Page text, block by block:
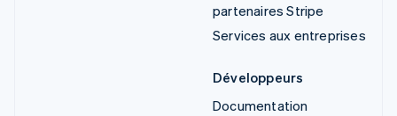
partenaires Stripe
Services aux entreprises
Développeurs
Documentation